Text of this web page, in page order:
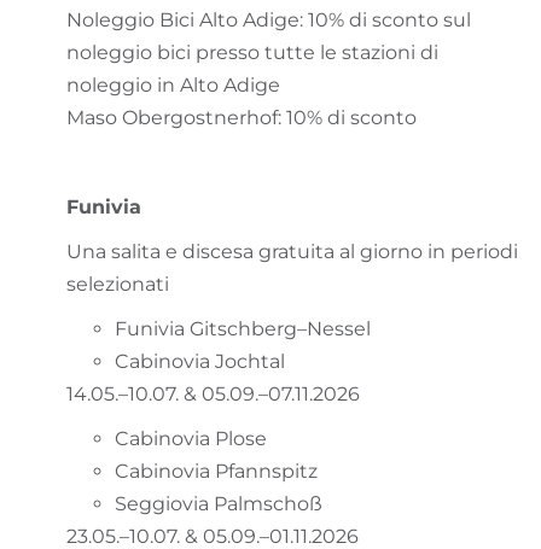
Noleggio Bici Alto Adige: 10% di sconto sul
noleggio bici presso tutte le stazioni di
noleggio in Alto Adige
Maso Obergostnerhof: 10% di sconto
Funivia
Una salita e discesa gratuita al giorno in periodi
selezionati
Funivia Gitschberg–Nessel
Cabinovia Jochtal
14.05.–10.07. & 05.09.–07.11.2026
Cabinovia Plose
Cabinovia Pfannspitz
Seggiovia Palmschoß
23.05.–10.07. & 05.09.–01.11.2026